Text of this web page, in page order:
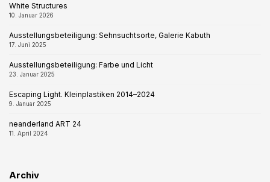
White Structures
10. Januar 2026
Ausstellungsbeteiligung: Sehnsuchtsorte, Galerie Kabuth
17. Juni 2025
Ausstellungsbeteiligung: Farbe und Licht
23. Januar 2025
Escaping Light. Kleinplastiken 2014–2024
9. Januar 2025
neanderland ART 24
11. April 2024
Archiv